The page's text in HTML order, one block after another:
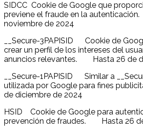
SIDCC Cookie de Google que
previene el fraude en la
noviembre de 2024
__Secure-3PAPISID Cookie de
crear un perfil de los intereses del
anuncios relevantes. Hasta 26 de
__Secure-1PAPISID Similar a
utilizada por Google para fines
de diciembre de 2024
HSID Cookie de Google para
prevención de fraudes. Hasta 26